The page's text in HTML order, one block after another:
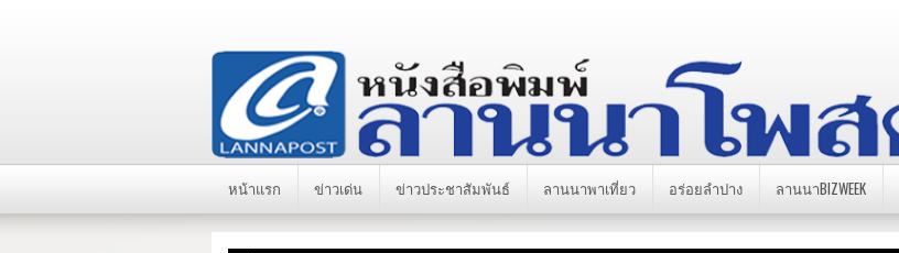
หน้าแรก ข่าวเด่น ข่าวประชาสัมพันธ์ ลานนาพาเที่ยว อร่อยลำปาง ลานนาBIZWEEK